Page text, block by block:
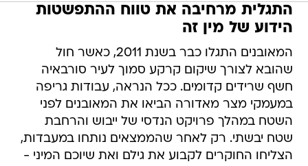
התגלית מרחיבה את טווח ההתפשטות
הידוע של מין זה
המאובנים התגלו כבר בשנת 2011, כאשר חול
שהובא לצורך שיקום קרקע סמוך לעיר סורבאיה
חשף שרידים קדומים. ככל הנראה, עבודות גריפה
במעמקי מצר מאדורה הביאו את המאובנים לפני
השטח במהלך פרויקט הנדסי של ייבוש והרחבת
שטח יבשתי. רק לאחר שהממצאים נותחו במעבדות,
הצליחו החוקרים לקבוע את גילם ואת שיוכם המיני -